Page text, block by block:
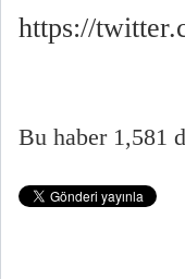
https://
Bu haber 1,581